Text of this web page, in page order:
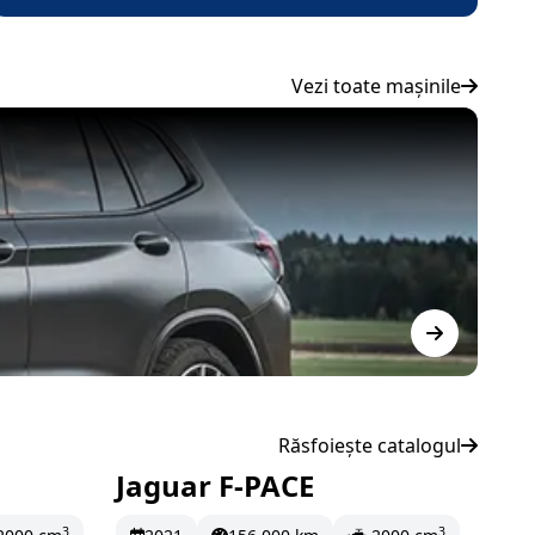
Vezi toate mașinile
Răsfoiește catalogul
3
În stoc 499.98 EUR/lună
Jaguar F-PACE
3